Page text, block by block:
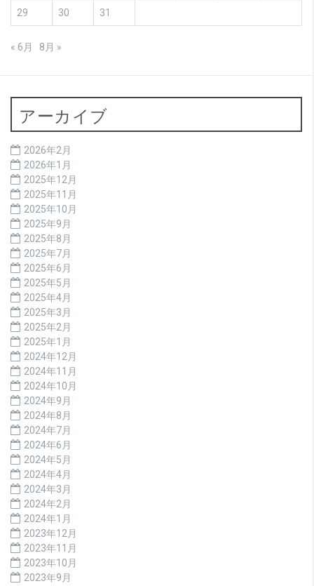
29 30 31
« 6月 8月 »
アーカイブ
2026年2月
2026年1月
2025年12月
2025年11月
2025年10月
2025年9月
2025年8月
2025年7月
2025年6月
2025年5月
2025年4月
2025年3月
2025年2月
2025年1月
2024年12月
2024年11月
2024年10月
2024年9月
2024年8月
2024年7月
2024年6月
2024年5月
2024年4月
2024年3月
2024年2月
2024年1月
2023年12月
2023年11月
2023年10月
2023年9月